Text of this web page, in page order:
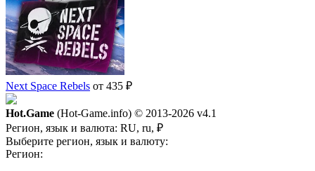
Next Space Rebels от 435 ₽
Hot.Game (Hot-Game.info) © 2013-2026 v4.1
Регион, язык и валюта: RU, ru, ₽
Выберите регион, язык и валюту:
Регион: